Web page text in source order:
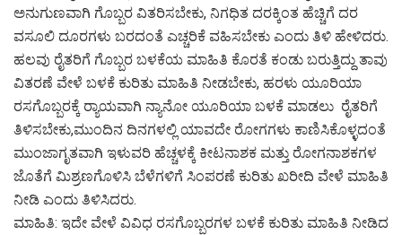
ಅನುಗುಣವಾಗಿ ಗೊಬ್ಬರ ವಿತರಿಸಬೇಕು, ನಿಗಧಿತ ದರಕ್ಕಿಂತ ಹೆಚ್ಚಿಗೆ ದರ
ವಸೂಲಿ ದೂರಗಳು ಬರದಂತೆ ಎಚ್ಚರಿಕೆ ವಹಿಸಬೇಕು ಎಂದು ತಿಳಿ ಹೇಳಿದರು.
ಹಲವು ರೈತರಿಗೆ ಗೊಬ್ಬರ ಬಳಕೆಯ ಮಾಹಿತಿ ಕೊರತೆ ಕಂಡು ಬರುತ್ತಿದ್ದು ತಾವು
ವಿತರಣೆ ವೇಳೆ ಬಳಕೆ ಕುರಿತು ಮಾಹಿತಿ ನೀಡಬೇಕು, ಹರಳು ಯೂರಿಯಾ
ರಸಗೊಬ್ಬರಕ್ಕೆ ರ‍್ಯಾಯವಾಗಿ ನ್ಯಾನೋ ಯೂರಿಯಾ ಬಳಕೆ ಮಾಡಲು ರೈತರಿಗೆ
ತಿಳಿಸಬೇಕು,ಮುಂದಿನ ದಿನಗಳಲ್ಲಿ ಯಾವದೇ ರೋಗಗಳು ಕಾಣಿಸಿಕೊಳ್ಳದಂತೆ
ಮುಂಜಾಗೃತವಾಗಿ ಇಳುವರಿ ಹೆಚ್ಚಳಕ್ಕೆ ಕೀಟನಾಶಕ ಮತ್ತು ರೋಗನಾಶಕಗಳ
ಜೊತೆಗೆ ಮಿಶ್ರಣಗೊಳಿಸಿ ಬೆಳೆಗಳಿಗೆ ಸಿಂಪರಣೆ ಕುರಿತು ಖರೀದಿ ವೇಳೆ ಮಾಹಿತಿ
ನೀಡಿ ಎಂದು ತಿಳಿಸಿದರು.
ಮಾಹಿತಿ: ಇದೇ ವೇಳೆ ವಿವಿಧ ರಸಗೊಬ್ಬರಗಳ ಬಳಕೆ ಕುರಿತು ಮಾಹಿತಿ ನೀಡಿದ